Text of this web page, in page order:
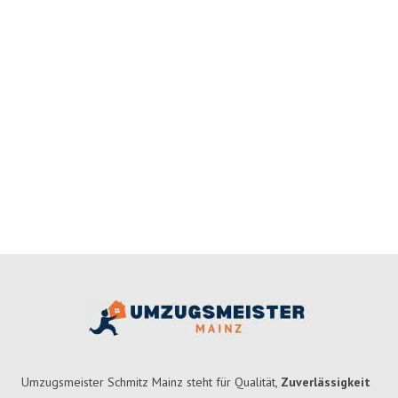
Umzugsmeister Schmitz Mainz steht für Qualität, Zuverlässigkeit